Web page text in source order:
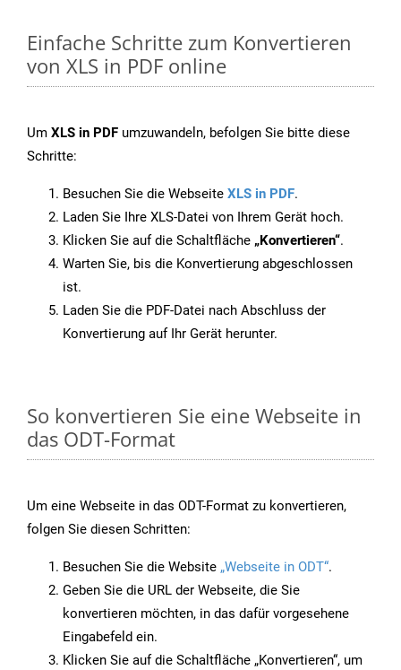
Einfache Schritte zum Konvertieren
von XLS in PDF online
Um XLS in PDF umzuwandeln, befolgen Sie bitte diese
Schritte:
Besuchen Sie die Webseite XLS in PDF.
Laden Sie Ihre XLS-Datei von Ihrem Gerät hoch.
Klicken Sie auf die Schaltfläche „Konvertieren“.
Warten Sie, bis die Konvertierung abgeschlossen
ist.
Laden Sie die PDF-Datei nach Abschluss der
Konvertierung auf Ihr Gerät herunter.
So konvertieren Sie eine Webseite in
das ODT-Format
Um eine Webseite in das ODT-Format zu konvertieren,
folgen Sie diesen Schritten:
Besuchen Sie die Website „Webseite in ODT“.
Geben Sie die URL der Webseite, die Sie
konvertieren möchten, in das dafür vorgesehene
Eingabefeld ein.
Klicken Sie auf die Schaltfläche „Konvertieren“, um